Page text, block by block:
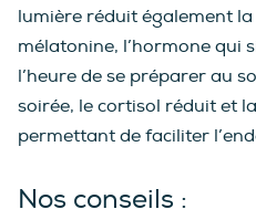
lumière réduit également
mélatonine, l’hormone qui
l’heure de se préparer au
soirée, le cortisol réduit et
permettant de faciliter
Nos conseils :